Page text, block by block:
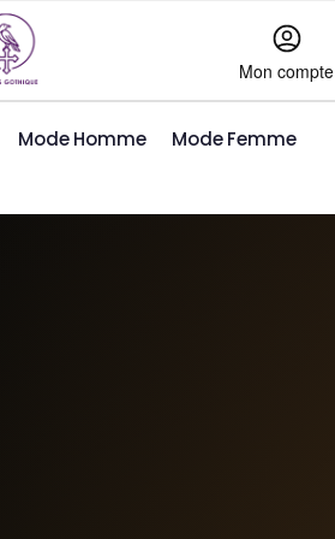
Mon compte
Mode Homme Mode Femme